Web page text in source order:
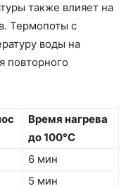
также влияет на
Термопоты с
воды на
повторного
Время нагрева
до 100°С
6 мин
5 мин